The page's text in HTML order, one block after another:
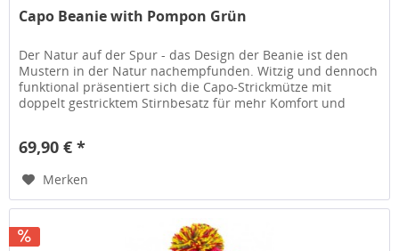
Capo Beanie with Pompon Grün
Der Natur auf der Spur - das Design der Beanie ist den
Mustern in der Natur nachempfunden. Witzig und dennoch
funktional präsentiert sich die Capo-Strickmütze mit
doppelt gestricktem Stirnbesatz für mehr Komfort und
69,90 € *
Merken